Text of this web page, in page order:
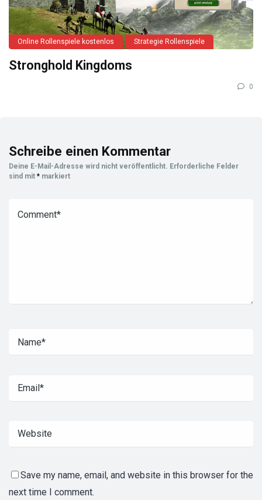
Online Rollenspiele kostenlos Strategie Rollenspiele
Stronghold Kingdoms
0
Schreibe einen Kommentar
Deine E-Mail-Adresse wird nicht veröffentlicht. Erforderliche Felder
sind mit * markiert
Save my name, email, and website in this browser for the
next time I comment.